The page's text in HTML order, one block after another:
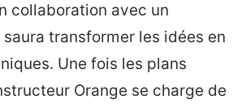
collaboration avec un
transformer les idées en
Une fois les plans
Orange se charge de